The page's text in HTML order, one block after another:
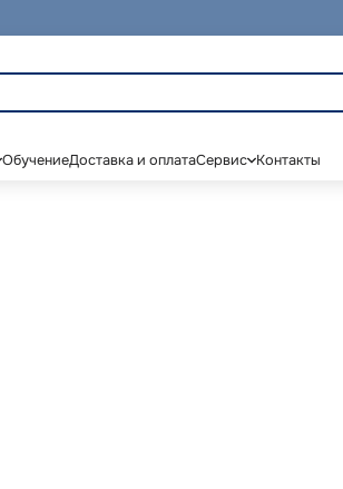
ОбучениеДоставка и оплатаСервис Контакты